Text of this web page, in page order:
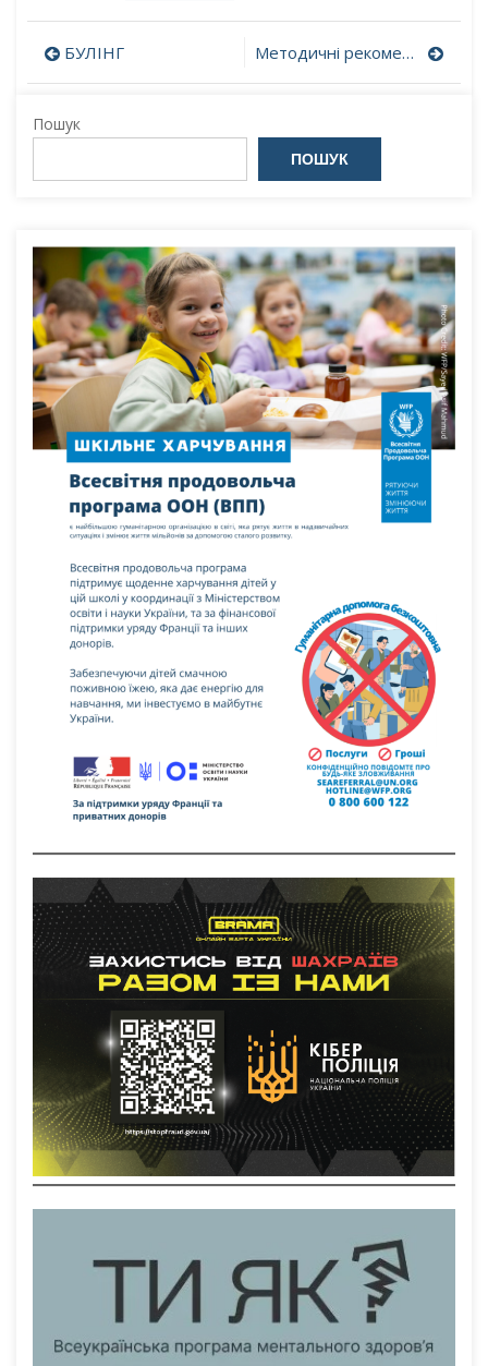
Навігація
записів
БУЛІНГ Методичні рекомендації щодо виявлення, реагування на випадки домашнього насильства
Пошук
ПОШУК